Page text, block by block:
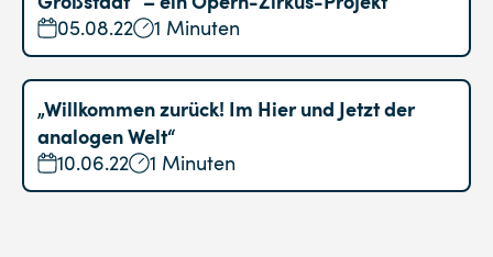
05.08.22 1 Minuten
„Willkommen zurück! Im Hier und Jetzt der
analogen Welt“
10.06.22 1 Minuten